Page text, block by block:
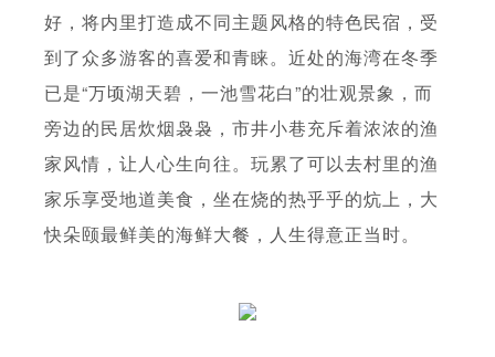
好，将内里打造成不同主题风格的特色民宿，受
到了众多游客的喜爱和青睐。近处的海湾在冬季
已是“万顷湖天碧，一池雪花白”的壮观景象，而
旁边的民居炊烟袅袅，市井小巷充斥着浓浓的渔
家风情，让人心生向往。玩累了可以去村里的渔
家乐享受地道美食，坐在烧的热乎乎的炕上，大
快朵颐最鲜美的海鲜大餐，人生得意正当时。